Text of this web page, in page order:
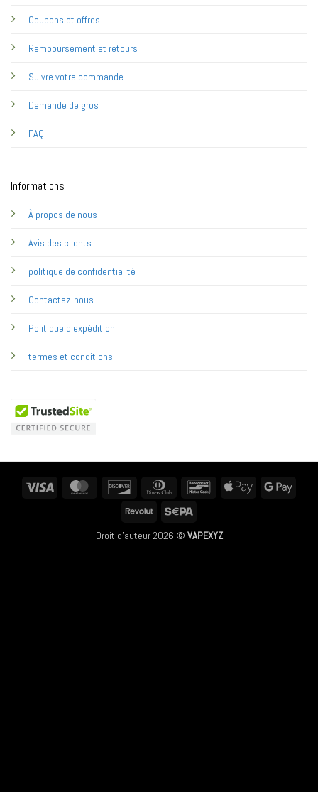
Coupons et offres
Remboursement et retours
Suivre votre commande
Demande de gros
FAQ
Informations
À propos de nous
Avis des clients
politique de confidentialité
Contactez-nous
Politique d'expédition
termes et conditions
MasterCard Discover
Dinners
BancontactApple
Revolut
Droit d'auteur 2026 © VAPEXYZ